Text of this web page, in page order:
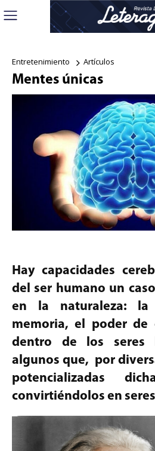
Entretenimiento Artículos
Mentes únicas
Hay capacidades
del ser humano un
en la naturaleza: la
memoria, el poder de
dentro de los seres
algunos que, por
potencializadas
convirtiéndolos en